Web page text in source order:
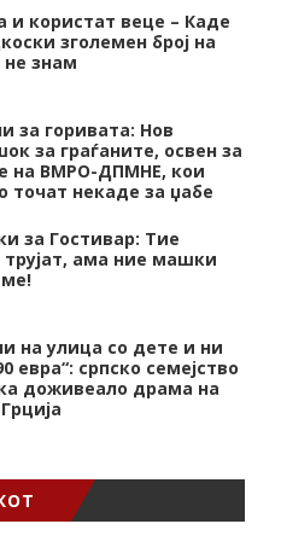
и користат веце – Каде
зголемен број на
не знам
за горивата: Нов
за граѓаните, освен за
на ВМРО-ДПМНЕ, кои
точат некаде за џабе
за Гостивар: Тие
трујат, ама ние машки
на улица со дете и ни
евра“: српско семејство
доживеало драма на